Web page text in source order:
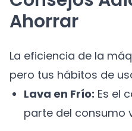
Ahorrar
La eficiencia de la
pero tus hábitos de
Lava en Frío: Es el
parte del consumo